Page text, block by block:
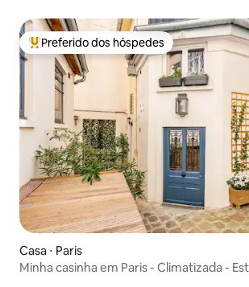
Entre os melhores preferidos dos
Preferido dos hóspedes
Casa ⋅ Paris
Minha casinha em Paris - Climatizada -